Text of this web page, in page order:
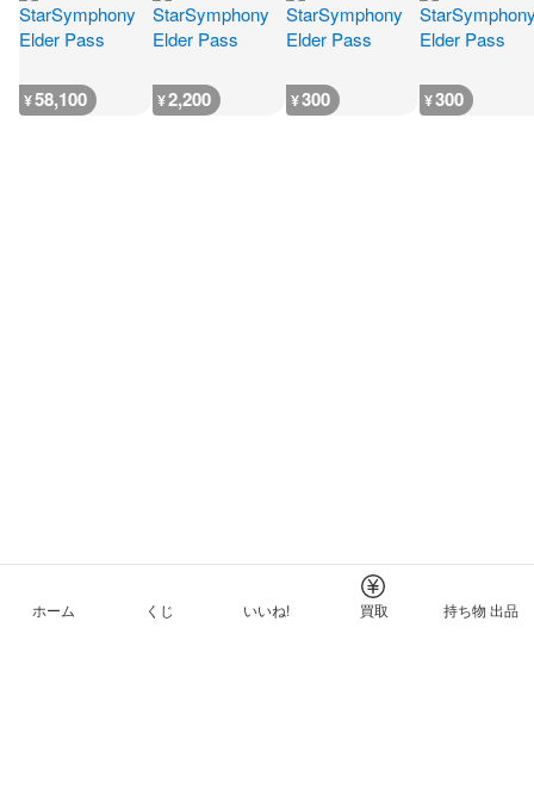
¥58,100 ¥2,200 ¥300 ¥300
ホーム くじ いいね! 買取 持ち物 出品